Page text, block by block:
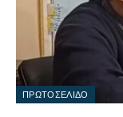
ΠΡΩΤΟΣΕΛΙΔΟ